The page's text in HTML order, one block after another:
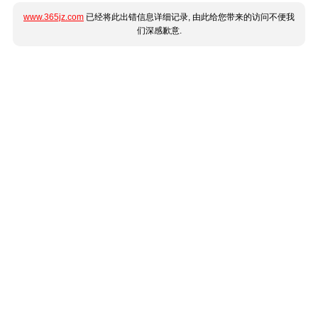
www.365jz.com 已经将此出错信息详细记录, 由此给您带来的访问不便我
们深感歉意.